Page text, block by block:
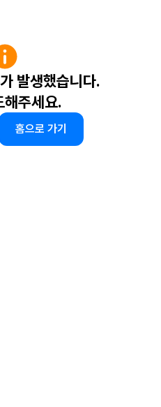
발생했습니다.
해주세요.
홈으로 가기